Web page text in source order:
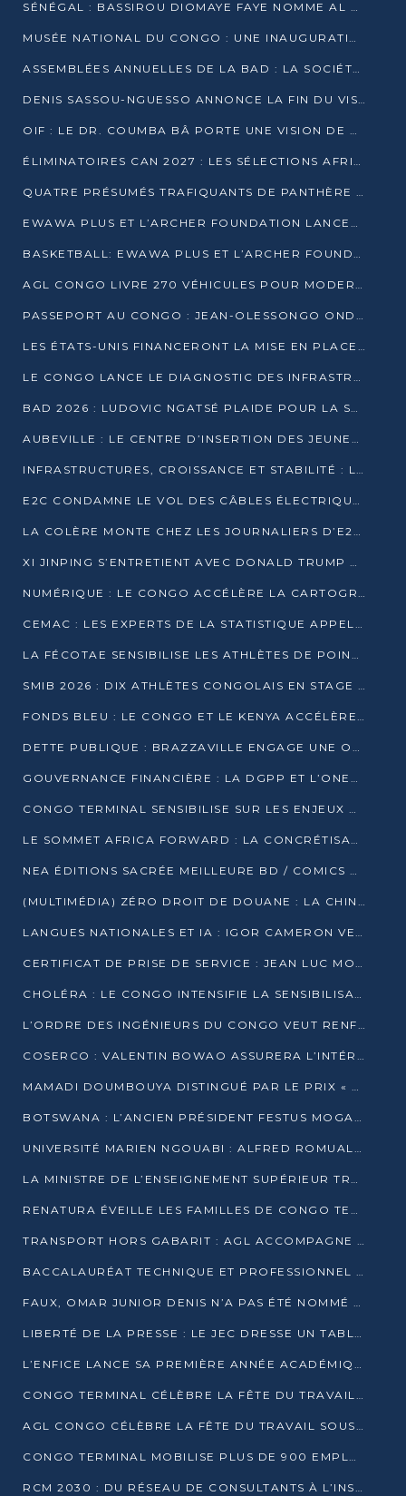
SÉNÉGAL : BASSIROU DIOMAYE FAYE NOMME AL AMINOU LÔ PREMIER MINISTRE
MUSÉE NATIONAL DU CONGO : UNE INAUGURATION PORTEUSE D’ESPOIR POUR LA CULTURE
ASSEMBLÉES ANNUELLES DE LA BAD : LA SOCIÉTÉ CIVILE CONGOLAISE À LA RECHERCHE DE PARTENAIRES POUR SES PROJETS
DENIS SASSOU-NGUESSO ANNONCE LA FIN DU VISA POUR LES AFRICAINS EN 2027
OIF : LE DR. COUMBA BÂ PORTE UNE VISION DE DIALOGUE, DE STABILITÉ ET DE RÉFORME À LA TÊTE
ÉLIMINATOIRES CAN 2027 : LES SÉLECTIONS AFRICAINES CONNAISSENT LEURS ADVERSAIRES
QUATRE PRÉSUMÉS TRAFIQUANTS DE PANTHÈRE ARRÊTÉS À EWO
EWAWA PLUS ET L’ARCHER FOUNDATION LANCENT UN CAMP DE BASKET POUR LES JEUNES À BRAZZAVILLE
BASKETBALL: EWAWA PLUS ET L’ARCHER FOUNDATION LANCENT UN CAMP POUR LES JEUNES
AGL CONGO LIVRE 270 VÉHICULES POUR MODERNISER LE TRANSPORT URBAIN
PASSEPORT AU CONGO : JEAN-OLESSONGO ONDAYE VEUT METTRE FIN AUX LENTEURS ADMINISTRATIVES
LES ÉTATS-UNIS FINANCERONT LA MISE EN PLACE DE JUSQU’À 50 CLINIQUES DE LUTTE CONTRE L’EBOLA
LE CONGO LANCE LE DIAGNOSTIC DES INFRASTRUCTURES SPORTIVES DU COMPLEXE DE KINTÉLÉ
BAD 2026 : LUDOVIC NGATSÉ PLAIDE POUR LA SOUVERAINETÉ FINANCIÈRE AFRICAINE
AUBEVILLE : LE CENTRE D’INSERTION DES JEUNES PRÊT À OUVRIR SES PORTES
INFRASTRUCTURES, CROISSANCE ET STABILITÉ : LA GUINÉE AFFÛTE SES AMBITIONS
E2C CONDAMNE LE VOL DES CÂBLES ÉLECTRIQUES APRÈS UNE VIDÉO VIRALE
LA COLÈRE MONTE CHEZ LES JOURNALIERS D’E2C QUI DÉNONCENT 20 ANS DE PRÉCARITÉ
XI JINPING S’ENTRETIENT AVEC DONALD TRUMP À BEIJING
NUMÉRIQUE : LE CONGO ACCÉLÈRE LA CARTOGRAPHIE DE SES INFRASTRUCTURES DIGITALES
CEMAC : LES EXPERTS DE LA STATISTIQUE APPELLENT À RENFORCER LA SÉCURISATION DES DONNÉES
LA FÉCOTAE SENSIBILISE LES ATHLÈTES DE POINTE-NOIRE À L’HYGIÈNE ALIMENTA
SMIB 2026 : DIX ATHLÈTES CONGOLAIS EN STAGE AU KENYA
FONDS BLEU : LE CONGO ET LE KENYA ACCÉLÈRENT LA MOBILISATION DES FINANCEMENTS
DETTE PUBLIQUE : BRAZZAVILLE ENGAGE UNE OPÉRATION DE RACHAT DE 575 MILLIONS DE DOLLARS
GOUVERNANCE FINANCIÈRE : LA DGPP ET L’ONEC-C VERS UN PARTENARIAT POUR ASSAINIR LES ENTREPRISES PUBLIQUES
CONGO TERMINAL SENSIBILISE SUR LES ENJEUX DE LA SANTÉ MENTALE EN
LE SOMMET AFRICA FORWARD : LA CONCRÉTISATION DE PARTENARIATS ÉQUILIBRÉS ET TOURNÉS VERS L’AVENIR ENTRE LE CONTINENT AFRICAIN ET LA FRANCE
NEA ÉDITIONS SACRÉE MEILLEURE BD / COMICS D’AFRIQUE AU KENYA
(MULTIMÉDIA) ZÉRO DROIT DE DOUANE : LA CHINE ET L’AFRIQUE VERS UNE PROXIMITÉ SANS PRÉCÉDENT (PAPIER GÉNÉRAL)
LANGUES NATIONALES ET IA : IGOR CAMERON VEUT ARRIMER LA STRATÉGIE IA À LA LOI SUR LA RECHERCHE
CERTIFICAT DE PRISE DE SERVICE : JEAN LUC MOUTHOU DÉMENT UNE « FAKE NEWS »
CHOLÉRA : LE CONGO INTENSIFIE LA SENSIBILISATION AU MARCHÉ DE TALANGAÏ
L’ORDRE DES INGÉNIEURS DU CONGO VEUT RENFORCER L’ÉTHIQUE ET LA CRÉDIBILITÉ DE LA PROFESSION
COSERCO : VALENTIN BOWAO ASSURERA L’INTÉRIM À LA TÊTE DU BUREAU EXÉCUTIF NATIONAL
MAMADI DOUMBOUYA DISTINGUÉ PAR LE PRIX « SUPER GRAND BÂTISSEUR BABACAR N’DIAYE »
BOTSWANA : L’ANCIEN PRÉSIDENT FESTUS MOGAE EST MORT À 86 ANS
UNIVERSITÉ MARIEN NGOUABI : ALFRED ROMUALD NGUYA POATY SOUTIENT UNE THÈSE SUR LE PARADOXE DE LA CROISSANCE EN ZONE CEMAC
LA MINISTRE DE L’ENSEIGNEMENT SUPÉRIEUR TRACE SA FEUILLE DE ROUTE
RENATURA ÉVEILLE LES FAMILLES DE CONGO TERMINAL À LA PROTECTION DE L’ENVIRONNEMENT
TRANSPORT HORS GABARIT : AGL ACCOMPAGNE LE DÉVELOPPEMENT DU SECTEUR BRASSICOLE AU CONGO
BACCALAURÉAT TECHNIQUE ET PROFESSIONNEL : 16 352 CANDIDATS LANCÉS DANS LES ÉPREUVES D’EPS
FAUX, OMAR JUNIOR DENIS N’A PAS ÉTÉ NOMMÉ AIDE DE CAMP ADJOINT DE DENIS SASSOU NGUESSO
LIBERTÉ DE LA PRESSE : LE JEC DRESSE UN TABLEAU PRÉOCCUPANT AU CONGO
L’ENFICE LANCE SA PREMIÈRE ANNÉE ACADÉMIQUE AVEC 100 FUTURS ENSEIGNANTS
CONGO TERMINAL CÉLÈBRE LA FÊTE DU TRAVAIL AVEC SES COLLABORATEURS À POINTE-NOIRE
AGL CONGO CÉLÈBRE LA FÊTE DU TRAVAIL SOUS LE SIGNE DE LA COHÉSION
CONGO TERMINAL MOBILISE PLUS DE 900 EMPLOYÉS AUTOUR DE LA SÉCURITÉ AU TRAVAIL
RCM 2030 : DU RÉSEAU DE CONSULTANTS À L’INSTRUMENT DE PUISSANCE EN AFRIQUE FRANCOPHONE